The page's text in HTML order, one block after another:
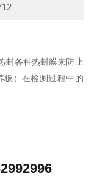
封各种热封膜来防止
板）在检测过程中的